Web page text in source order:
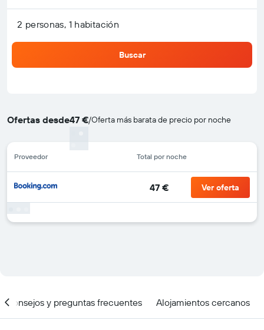
2 personas, 1 habitación
Buscar
Ofertas desde47 €/Oferta más barata de precio por noche
Proveedor Total por noche
47 € Ver oferta
Consejos y preguntas frecuentes Alojamientos cercanos